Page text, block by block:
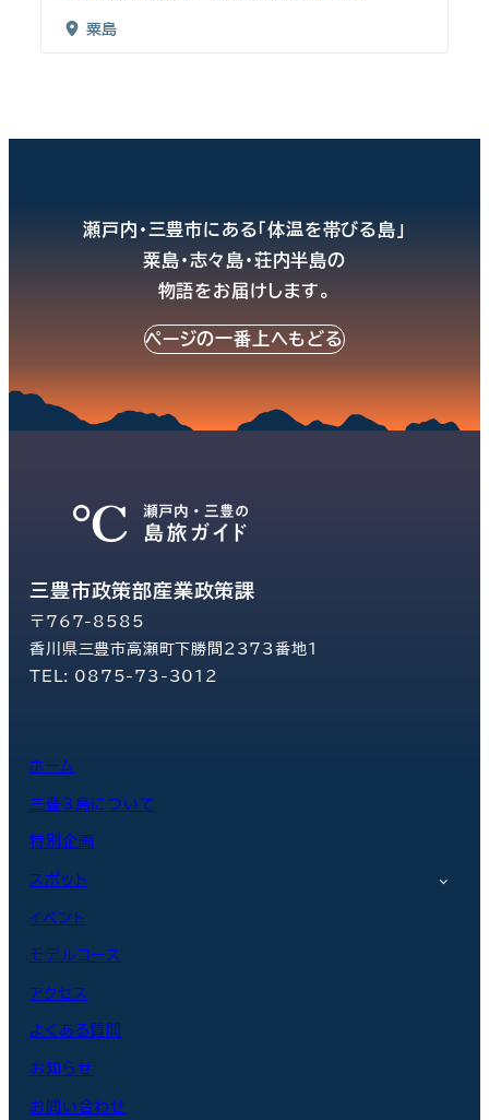
粟島
瀬戸内・三豊市にある「体温を帯びる島」
粟島・志々島・荘内半島の
物語をお届けします。
ページの一番上へもどる
三豊市政策部産業政策課
〒767-8585
香川県三豊市高瀬町下勝間2373番地1
TEL: 0875-73-3012
ホーム
三豊3島について
特別企画
スポット
イベント
モデルコース
アクセス
よくある質問
お知らせ
お問い合わせ